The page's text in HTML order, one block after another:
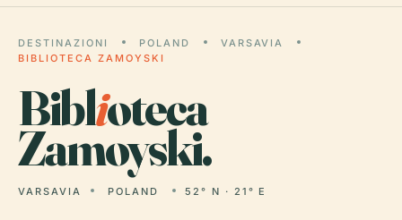
DESTINAZIONI POLAND
VARSAVIA
BIBLIOTECA ZAMOYSKI
Biblioteca
Zamoyski.
VARSAVIA POLAND 52° N · 21° E